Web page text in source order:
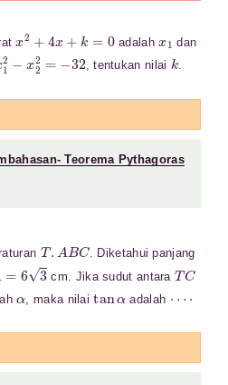
2 x 0
adalah dan
1 2 32
, tentukan nilai
k
.
Teorema Pythagoras
T. BC
. Diketahui panjang
3
cm. Jika sudut antara
TC
, maka nilai
tan
adalah